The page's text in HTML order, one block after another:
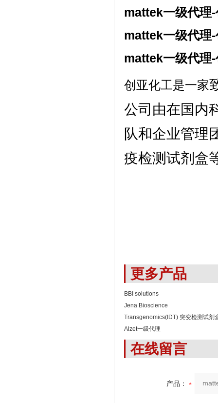
mattek一级代理
mattek一级代理
mattek一级代理
创亚化工是一家
公司由在国内
队和企业管理
疫检测试剂盒
更多产品
BBI solutions
Jena Bioscience
Transgenomics(IDT) 突变检测试剂
Alzet一级代理
在线留言
产品：